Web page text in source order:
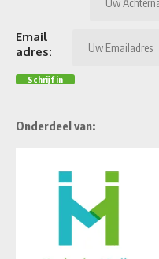
Email
adres:
Onderdeel van: